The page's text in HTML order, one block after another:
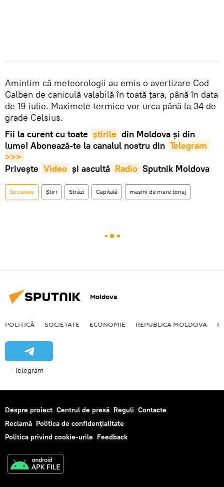
Amintim că meteorologii au emis o avertizare Cod
Galben de caniculă valabilă în toată țara, până în data
de 19 iulie. Maximele termice vor urca până la 34 de
grade Celsius.
Fii la curent cu toate știrile din Moldova și din
lume! Abonează-te la canalul nostru din Telegram
>>>
Privește Video și ascultă Radio Sputnik Moldova
Societate Știri Străzi Capitală mașini de mare tonaj
Moldova
POLITICĂ SOCIETATE ECONOMIE REPUBLICA MOLDOVA
Telegram
Despre proiect Centrul de presă Reguli Contacte
Reclamă Politica de confidențialitate
Politica privind cookie-urile Feedback